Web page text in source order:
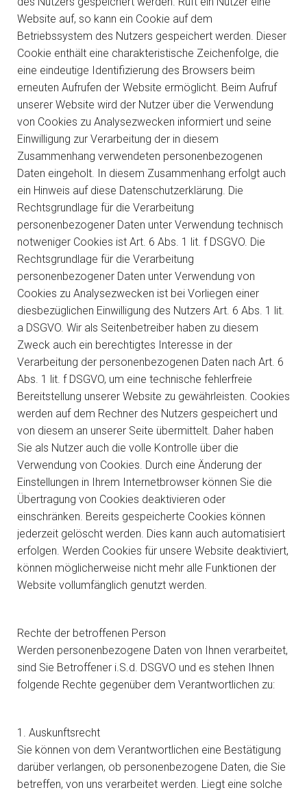
Website auf, so kann ein Cookie auf dem
Betriebssystem des Nutzers gespeichert werden. Dieser
Cookie enthält eine charakteristische Zeichenfolge, die
eine eindeutige Identifizierung des Browsers beim
erneuten Aufrufen der Website ermöglicht. Beim Aufruf
unserer Website wird der Nutzer über die Verwendung
von Cookies zu Analysezwecken informiert und seine
Einwilligung zur Verarbeitung der in diesem
Zusammenhang verwendeten personenbezogenen
Daten eingeholt. In diesem Zusammenhang erfolgt auch
ein Hinweis auf diese Datenschutzerklärung. Die
Rechtsgrundlage für die Verarbeitung
personenbezogener Daten unter Verwendung technisch
notweniger Cookies ist Art. 6 Abs. 1 lit. f DSGVO. Die
Rechtsgrundlage für die Verarbeitung
personenbezogener Daten unter Verwendung von
Cookies zu Analysezwecken ist bei Vorliegen einer
diesbezüglichen Einwilligung des Nutzers Art. 6 Abs. 1 lit.
a DSGVO. Wir als Seitenbetreiber haben zu diesem
Zweck auch ein berechtigtes Interesse in der
Verarbeitung der personenbezogenen Daten nach Art. 6
Abs. 1 lit. f DSGVO, um eine technische fehlerfreie
Bereitstellung unserer Website zu gewährleisten. Cookies
werden auf dem Rechner des Nutzers gespeichert und
von diesem an unserer Seite übermittelt. Daher haben
Sie als Nutzer auch die volle Kontrolle über die
Verwendung von Cookies. Durch eine Änderung der
Einstellungen in Ihrem Internetbrowser können Sie die
Übertragung von Cookies deaktivieren oder
einschränken. Bereits gespeicherte Cookies können
jederzeit gelöscht werden. Dies kann auch automatisiert
erfolgen. Werden Cookies für unsere Website deaktiviert,
können möglicherweise nicht mehr alle Funktionen der
Website vollumfänglich genutzt werden.
Rechte der betroffenen Person
Werden personenbezogene Daten von Ihnen verarbeitet,
sind Sie Betroffener i.S.d. DSGVO und es stehen Ihnen
folgende Rechte gegenüber dem Verantwortlichen zu:
1. Auskunftsrecht
Sie können von dem Verantwortlichen eine Bestätigung
darüber verlangen, ob personenbezogene Daten, die Sie
betreffen, von uns verarbeitet werden. Liegt eine solche